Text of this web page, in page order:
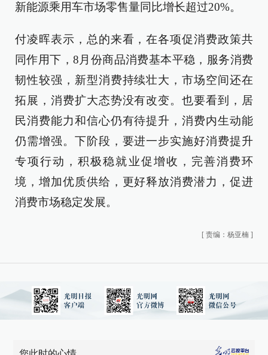
新能源乘用车市场零售量同比增长超过20%。
付凌晖表示，总的来看，在各项促消费政策共
同作用下，8月份商品消费基本平稳，服务消费
韧性较强，新型消费持续壮大，市场空间还在
拓展，消费扩大态势没有改变。也要看到，居
民消费能力和信心仍有待提升，消费内生动能
仍需增强。下阶段，要进一步实施好消费提升
专项行动，积极稳就业促增收，完善消费环
境，增加优质供给，更好释放消费潜力，促进
消费市场稳定发展。
[ 责编：杨亚楠 ]